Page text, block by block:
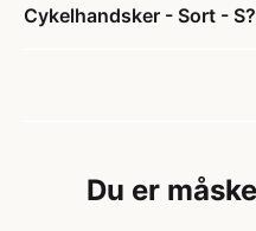
Cykelhandsker - Sort - S?
Du er